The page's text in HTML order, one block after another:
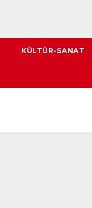
KÜLTÜR-SANAT